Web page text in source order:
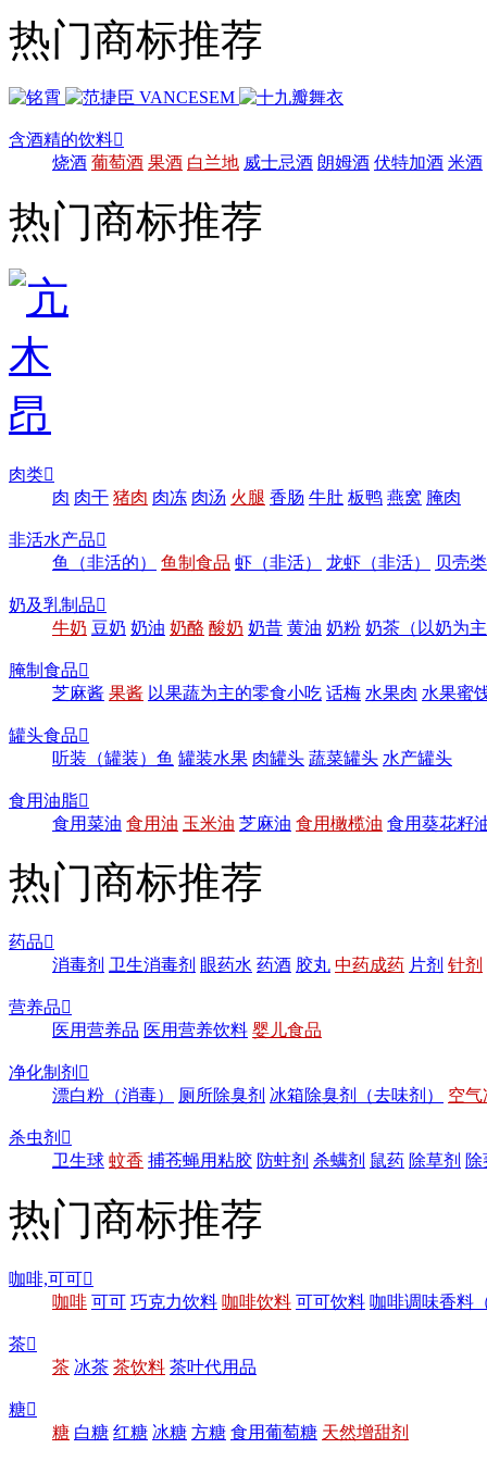
热门商标推荐
含酒精的饮料
烧酒 葡萄酒 果酒 白兰地 威士忌酒 朗姆酒 伏特加酒 米酒
热门商标推荐
肉类
肉 肉干 猪肉 肉冻 肉汤 火腿 香肠 牛肚 板鸭 燕窝 腌肉
非活水产品
鱼（非活的）
鱼制食品 虾（非活） 龙虾（非活） 贝壳
奶及乳制品
牛奶 豆奶 奶油 奶酪 酸奶 奶昔 黄油 奶粉 奶茶（以奶为
腌制食品
芝麻酱 果酱 以果蔬为主的零食小吃 话梅 水果肉 水果蜜
罐头食品
听装（罐装）鱼 罐装水果 肉罐头 蔬菜罐头 水产罐头
食用油脂
食用菜油 食用油 玉米油 芝麻油 食用橄榄油 食用葵花籽
热门商标推荐
药品
消毒剂 卫生消毒剂 眼药水 药酒 胶丸 中药成药 片剂 针剂
营养品
医用营养品 医用营养饮料 婴儿食品
净化制剂 
漂白粉（消毒）
厕所除臭剂 冰箱除臭剂（去味剂） 空气
杀虫剂 
卫生球 蚊香 捕苍蝇用粘胶 防蛀剂 杀螨剂 鼠药 除草剂
热门商标推荐
咖啡,可可
咖啡 可可 巧克力饮料 咖啡饮料 可可饮料 咖啡调味香料
茶
茶 冰茶 茶饮料 茶叶代用品
糖
糖 白糖 红糖 冰糖 方糖 食用葡萄糖 天然增甜剂